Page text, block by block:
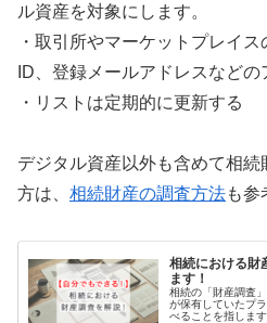
ル資産を対象にします。
・取引所やマーケットプレイ
ID、登録メールアドレスなど
・リストは定期的に更新する
デジタル資産以外も含めて相
方は、 相続財産の調査方法も参
相続における財
ます！
相続の「財産調査
が保有していたプ
べることを指しま